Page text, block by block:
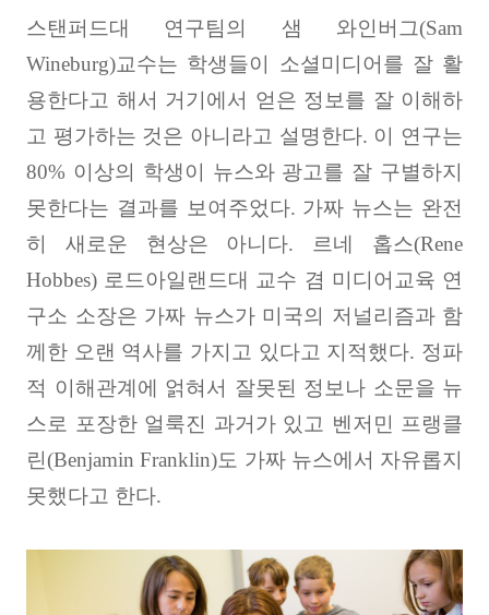
스탠퍼드대 연구팀의 샘 와인버그(Sam
Wineburg)교수는 학생들이 소셜미디어를 잘 활
용한다고 해서 거기에서 얻은 정보를 잘 이해하
고 평가하는 것은 아니라고 설명한다. 이 연구는
80% 이상의 학생이 뉴스와 광고를 잘 구별하지
못한다는 결과를 보여주었다. 가짜 뉴스는 완전
히 새로운 현상은 아니다. 르네 홉스(Rene
Hobbes) 로드아일랜드대 교수 겸 미디어교육 연
구소 소장은 가짜 뉴스가 미국의 저널리즘과 함
께한 오랜 역사를 가지고 있다고 지적했다. 정파
적 이해관계에 얽혀서 잘못된 정보나 소문을 뉴
스로 포장한 얼룩진 과거가 있고 벤저민 프랭클
린(Benjamin Franklin)도 가짜 뉴스에서 자유롭지
못했다고 한다.